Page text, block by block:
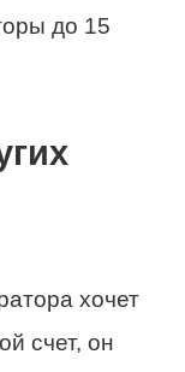
до 15
хочет
счет, он